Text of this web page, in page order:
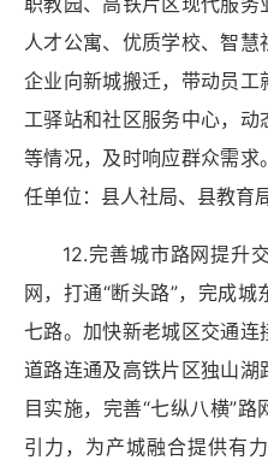
人才公寓、优质学校、智
企业向新城搬迁，带动员
工驿站和社区服务中心，
等情况，及时响应群众需
任单位：县人社局、县教育
12.完善城市路网提升
网，打通“断头路”，完成
七路。加快新老城区交通
道路连通及高铁片区独山
目实施，完善“七纵八横”
引力，为产城融合提供有